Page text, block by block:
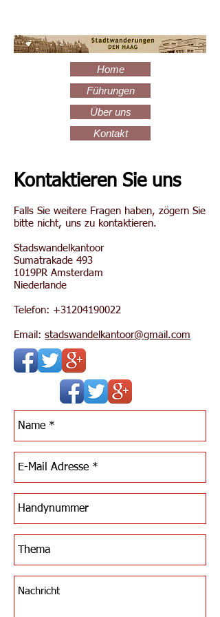
Home
Führungen
Über uns
Kontakt
Kontaktieren Sie uns
Falls Sie weitere Fragen haben, zögern Sie
bitte nicht, uns zu kontaktieren.
Stadswandelkantoor
Sumatrakade 493
1019PR Amsterdam
Niederlande
Telefon: +31204190022
Email: stadswandelkantoor@gmail.com